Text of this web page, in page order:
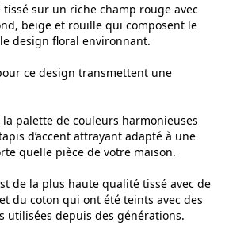
sur un riche champ rouge avec
beige et rouille qui composent le
design floral environnant.
ce design transmettent une
palette de couleurs harmonieuses
d’accent attrayant adapté à une
quelle pièce de votre maison.
de la plus haute qualité tissé avec de
du coton qui ont été teints avec des
utilisées depuis des générations.